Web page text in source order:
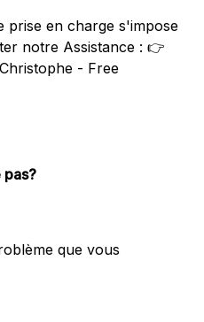
prise en charge s'impose
notre Assistance : 👉
- Free
que vous